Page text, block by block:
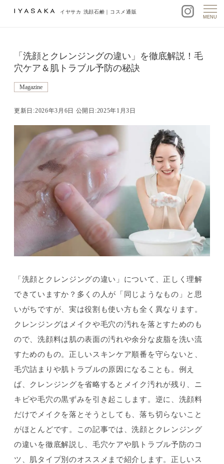
イヤサカ 洗顔石鹸｜コスメ通販
MENU
「洗顔とクレンジングの違い」を徹底解説！毛
穴ケア＆肌トラブル予防の秘訣
Magazine
更新日:2026年3月6日 公開日:2025年1月3日
「洗顔とクレンジングの違い」について、正しく理解
できていますか？多くの人が「同じようなもの」と思
いがちですが、実は役割も使い方も全く異なります。
クレンジングはメイクや毛穴の汚れを落とすためのも
ので、洗顔料は肌の表面の汚れや余分な皮脂を洗い流
すためのもの。正しいスキンケア順番を守らないと、
毛穴詰まりや肌トラブルの原因になることも。例え
ば、クレンジングを省略するとメイク汚れが残り、ニ
キビや毛穴の黒ずみを引き起こします。逆に、洗顔料
だけでメイクを落とそうとしても、落ち切らないこと
がほとんどです。この記事では、洗顔とクレンジング
の違いを徹底解説し、毛穴ケアや肌トラブル予防のコ
ツ、肌タイプ別のオススメまで紹介します。正しいス